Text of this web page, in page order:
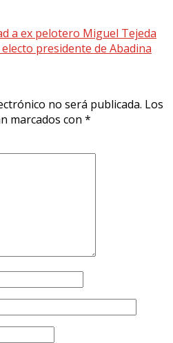
a ex pelotero Miguel Tejeda
presidente de Abadina
no será publicada. Los
marcados con *